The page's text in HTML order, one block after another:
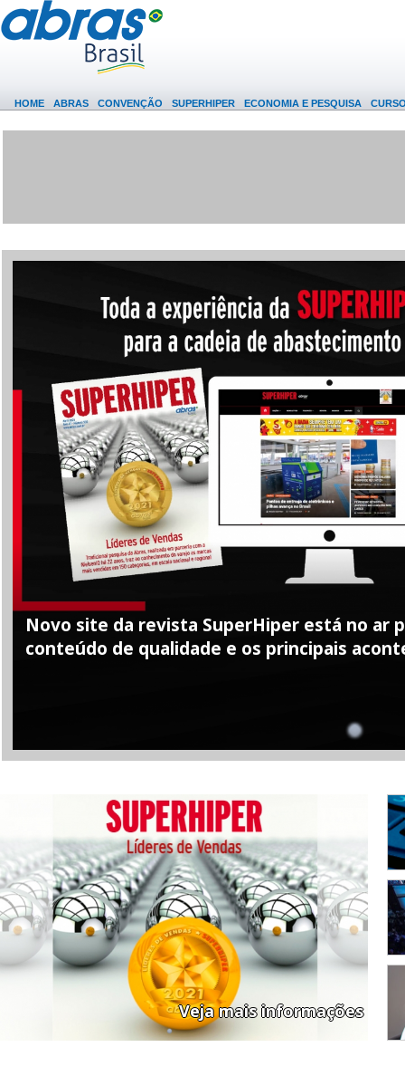
HOME ABRAS CONVENÇÃO SUPERHIPER ECONOMIA E PESQUISA
Novo site da revista SuperHiper está no ar
conteúdo de qualidade e os principais
Veja mais informações